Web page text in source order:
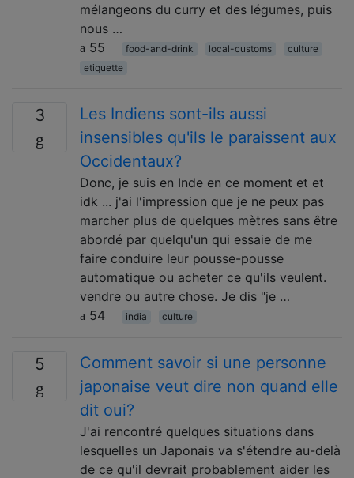
mélangeons du curry et des légumes, puis
nous …
55
food-and-drink local-customs
culture
etiquette
3
Les Indiens sont-ils aussi
insensibles qu'ils le paraissent aux
Occidentaux?
Donc, je suis en Inde en ce moment et et
idk ... j'ai l'impression que je ne peux pas
marcher plus de quelques mètres sans être
abordé par quelqu'un qui essaie de me
faire conduire leur pousse-pousse
automatique ou acheter ce qu'ils veulent.
vendre ou autre chose. Je dis "je …
54
india culture
5
Comment savoir si une personne
japonaise veut dire non quand elle
dit oui?
J'ai rencontré quelques situations dans
lesquelles un Japonais va s'étendre au-delà
de ce qu'il devrait probablement aider les